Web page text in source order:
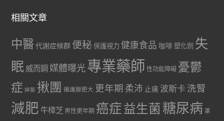
相關文章
中醫代謝症候群 便秘 保護視力 健康食品 咖啡 塑化劑 失
眠 威而鋼 媒體曝光專業藥師 性功能障礙 憂鬱
症 掉髮 揪團 攝護腺肥大 更年期 柔沛 止痛 波斯卡 洗腎
減肥 牛樟芝 男性更年期 癌症益生菌 糖尿病 罩